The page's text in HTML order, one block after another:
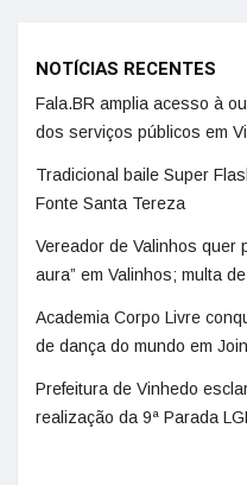
NOTÍCIAS RECENTES
Fala.BR amplia acesso à
dos serviços públicos em
Tradicional baile Super
Fonte Santa Tereza
Vereador de Valinhos quer
aura” em Valinhos; multa
Academia Corpo Livre
de dança do mundo em
Prefeitura de Vinhedo
realização da 9ª Parada